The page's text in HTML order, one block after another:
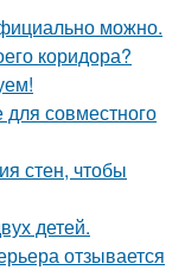
можно.
коридора?
совместного
стен, чтобы
детей.
отзывается